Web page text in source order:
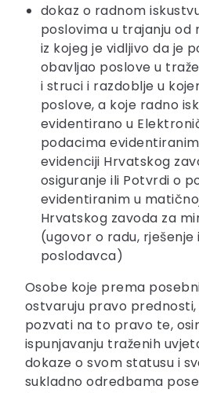
dokaz o radnom
poslovima u trajanju od
iz kojeg je vidljivo da je
obavljao poslove u
i struci i razdoblje u
poslove, a koje radno
evidentirano u
podacima
evidenciji Hrvatskog
osiguranje ili Potvrdi o
evidentiranim u
Hrvatskog zavoda za
(ugovor o radu,
poslodavca)
Osobe koje prema
ostvaruju pravo
pozvati na to pravo te,
ispunjavanju traženih
dokaze o svom statusu i
sukladno odredbama